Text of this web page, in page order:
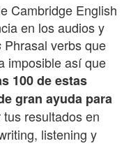
Cambridge English
en los audios y
Phrasal verbs que
imposible así que
100 de estas
gran ayuda para
resultados en
listening y